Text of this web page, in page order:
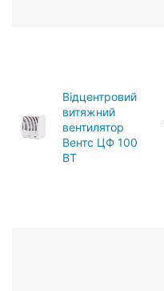
Відцентровий
витяжний
вентилятор
Вентс ЦФ 100
ВТ